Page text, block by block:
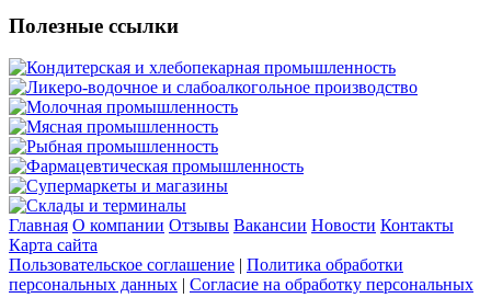
Полезные ссылки
Кондитерская и хлебопекарная промышленность
Ликеро-водочное и слабоалкогольное производство
Молочная промышленность
Мясная промышленность
Рыбная промышленность
Фармацевтическая промышленность
Супермаркеты и магазины
Склады и терминалы
Главная О компании Отзывы Вакансии Новости Контакты
Карта сайта
Пользовательское соглашение | Политика обработки
персональных данных | Согласие на обработку персональных